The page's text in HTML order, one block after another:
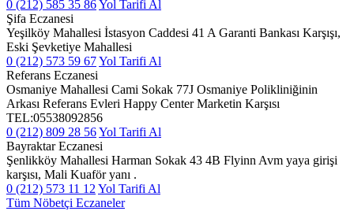
0 (212) 585 35 86Yol Tarifi Al
Şifa Eczanesi
Yeşilköy Mahallesi İstasyon Caddesi 41 A Garanti Bankası Karşışı,
Eski Şevketiye Mahallesi
0 (212) 573 59 67Yol Tarifi Al
Referans Eczanesi
Osmaniye Mahallesi Cami Sokak 77J Osmaniye Polikliniğinin
Arkası Referans Evleri Happy Center Marketin Karşısı
TEL:05538092856
0 (212) 809 28 56Yol Tarifi Al
Bayraktar Eczanesi
Şenlikköy Mahallesi Harman Sokak 43 4B Flyinn Avm yaya girişi
karşısı, Mali Kuaför yanı .
0 (212) 573 11 12 Yol Tarifi Al
Tüm Nöbetçi Eczaneler